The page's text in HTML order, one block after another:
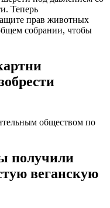
Теперь
прав животных
собрании, чтобы
обществом по
получили
веганскую